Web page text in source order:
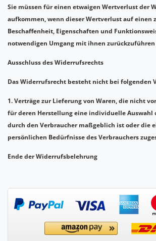
Sie müssen für einen etwaigen Wertverlust der
aufkommen, wenn dieser Wertverlust auf einen
Beschaffenheit, Eigenschaften und
notwendigen Umgang mit ihnen
Ausschluss des Widerrufsrechts
Das Widerrufsrecht besteht nicht bei folgenden
1. Verträge zur Lieferung von Waren, die nicht
für deren Herstellung eine individuelle Auswahl
durch den Verbraucher maßgeblich ist oder die
persönlichen Bedürfnisse des Verbrauchers
Ende der Widerrufsbelehrung